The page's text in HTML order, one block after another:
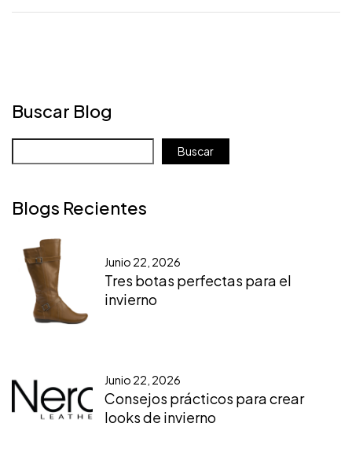
Buscar Blog
Buscar
Blogs Recientes
Junio 22, 2026
Tres botas perfectas para el
invierno
Junio 22, 2026
Consejos prácticos para crear
looks de invierno